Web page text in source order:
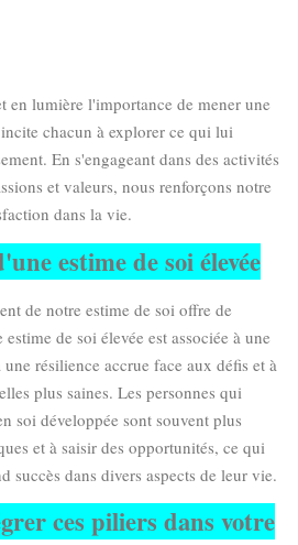
en lumière l'importance de mener une
chacun à explorer ce qui lui
En s'engageant dans des activités
et valeurs, nous renforçons notre
dans la vie.
estime de soi élevée
de notre estime de soi offre de
de soi élevée est associée à une
résilience accrue face aux défis et à
plus saines. Les personnes qui
soi développée sont souvent plus
et à saisir des opportunités, ce qui
succès dans divers aspects de leur vie.
ces piliers dans votre